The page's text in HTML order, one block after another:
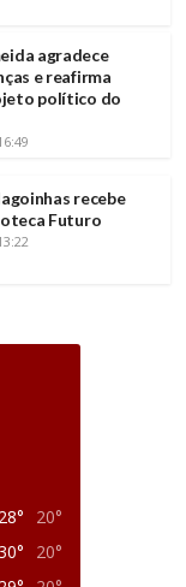
agradece
e reafirma
político do
recebe
Futuro
28°
20°
20°